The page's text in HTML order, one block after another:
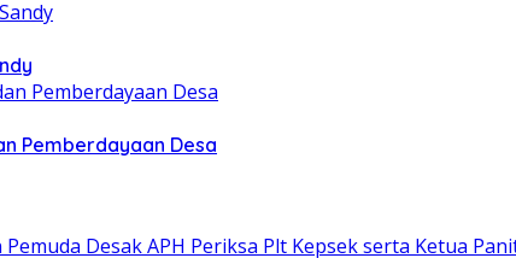
Pemberdayaan Desa